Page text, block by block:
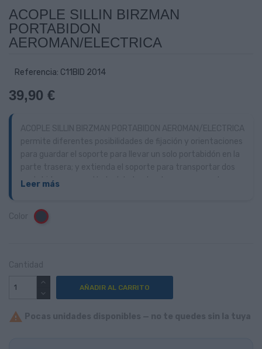
ACOPLE SILLIN BIRZMAN
PORTABIDON
AEROMAN/ELECTRICA
Referencia: C11BID 2014
39,90 €
portabidones uno al lado del otro. Los brazos se montan en
Leer más
Negro
AÑADIR AL CARRITO
